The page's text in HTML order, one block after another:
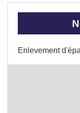
Enlevement